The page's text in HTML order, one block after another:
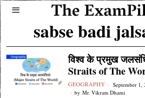
sabse badi
विश्व के प्रमुख
Straits of The
GEOGRAPHY
September 1,
by Mr. Vikram Dhami